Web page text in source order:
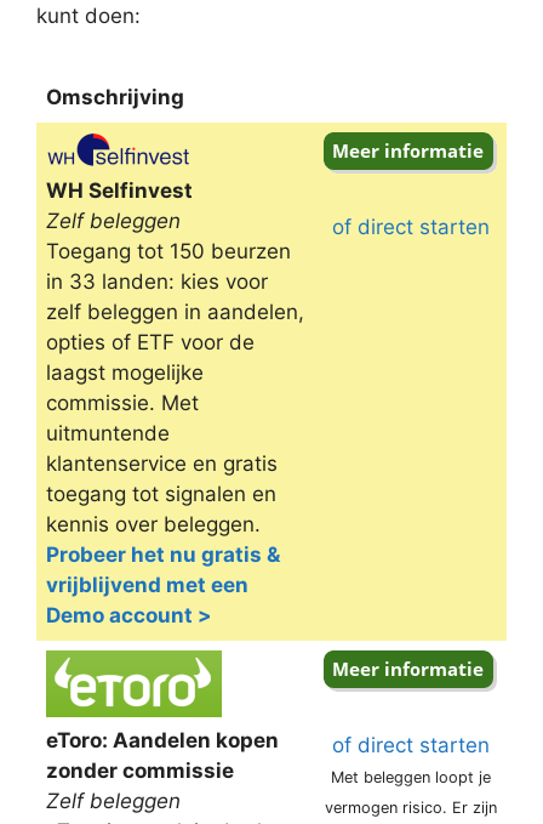
kunt doen:
Omschrijving
Omschrijving
WH Selfinvest
Zelf beleggen
Toegang tot 150 beurzen
in 33 landen: kies voor
zelf beleggen in aandelen,
opties of ETF voor de
laagst mogelijke
commissie. Met
uitmuntende
klantenservice en gratis
toegang tot signalen en
kennis over beleggen.
Probeer het nu gratis &
vrijblijvend met een
Demo account >
of direct starten
eToro: Aandelen kopen
zonder commissie
Zelf beleggen
of direct starten
Met beleggen loopt je
vermogen risico. Er zijn